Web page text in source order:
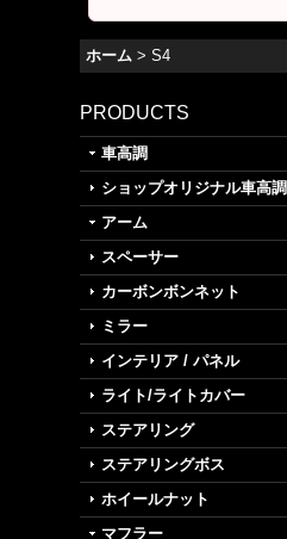
ホーム > S4
PRODUCTS
車高調
ショップオリジナル車高調
アーム
スペーサー
カーボンボンネット
ミラー
インテリア / パネル
ライト/ライトカバー
ステアリング
ステアリングボス
ホイールナット
マフラー